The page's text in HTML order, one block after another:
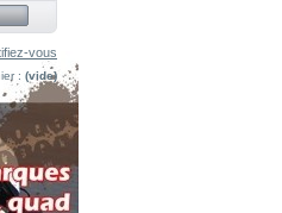
vous
: (vide)